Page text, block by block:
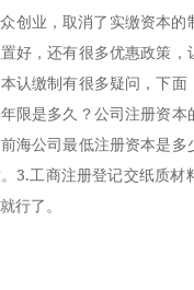
创业，取消了实缴资本
好，还有很多优惠政策
认缴制有很多疑问，下
限是多久？公司注册资
海公司最低注册资本是
3.工商注册登记交纸质
行了。